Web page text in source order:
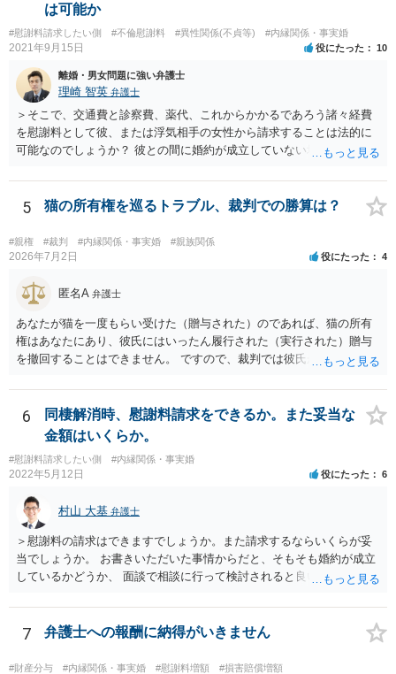
は可能か
#慰謝料請求したい側 #不倫慰謝料 #異性関係(不貞等) #内縁関係・事実婚
2021年9月15日 役にたった 10
離婚・男女問題に強い弁護士
理崎 智英 弁護士
＞そこで、交通費と診察費、薬代、これからかかるであろう諸々経費
を慰謝料として彼、または浮気相手の女性から請求することは法的に
可能なのでしょうか？ 彼との間に婚約が成立していない場合には，彼
5 猫の所有権を巡るトラブル、裁判での勝算は？
#親権 #裁判 #内縁関係・事実婚 #親族関係
2026年7月2日 役にたった 4
匿名A 弁護士
あなたが猫を一度もらい受けた（贈与された）のであれば、猫の所有
権はあなたにあり、彼氏にはいったん履行された（実行された）贈与
を撤回することはできません。 ですので、裁判では彼氏が勝つことは
の事情からははっきりしませんので、早めに弁護士に面談相談する方
がいいでしょう。 場合によっては弁護士名で通知等出してもらうほう
がいいかもしれません。
6
同棲解消時、慰謝料請求をできるか。また妥当な
金額はいくらか。
#慰謝料請求したい側 #内縁関係・事実婚
2022年5月12日 役にたった 6
村山 大基 弁護士
＞慰謝料の請求はできますでしょうか。また請求するならいくらが妥
当でしょうか。 お書きいただいた事情からだと、そもそも婚約が成立
しているかどうか、 面談で相談に行って検討されると良いと思いま
あるからです。 他方で、実際問題として同棲のために金銭的不利益が
生じているので、 厳密に婚約が成立しているかどうかは別として、話
す。 相手としても、裁判までして争って支払いゼロを目指すよりは、
7 弁護士への報酬に納得がいきません
#財産分与 #内縁関係・事実婚 #慰謝料増額 #損害賠償増額